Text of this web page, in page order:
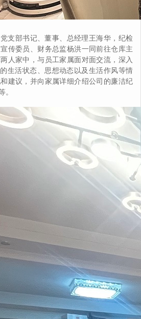
支部书记、董事、总经理王海华，纪检
传委员、财务总监杨洪一同前往仓库主
人家中，与员工家属面对面交流，深入
生活状态、思想动态以及生活作风等情
建议，并向家属详细介绍公司的廉洁纪
。